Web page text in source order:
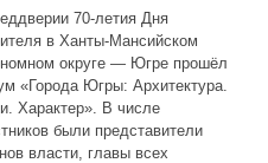
70‑летия Дня
в Ханты‑Мансийском
округе — Югре прошёл
«Города Югры: Архитектура.
Характер». В числе
были представители
власти, главы всех